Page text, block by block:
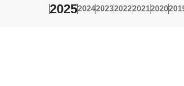
202520242023202220212020